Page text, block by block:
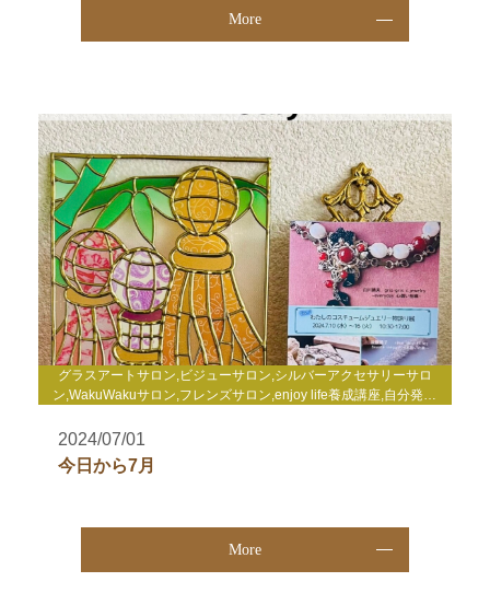
More
グラスアートサロン,ビジューサロン,シルバーアクセサリーサロ
ン,WakuWakuサロン,フレンズサロン,enjoy life養成講座,自分発見
2024/07/01
今日から7月
More